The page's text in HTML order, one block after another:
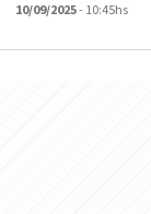
10/09/2025- 10:45hs